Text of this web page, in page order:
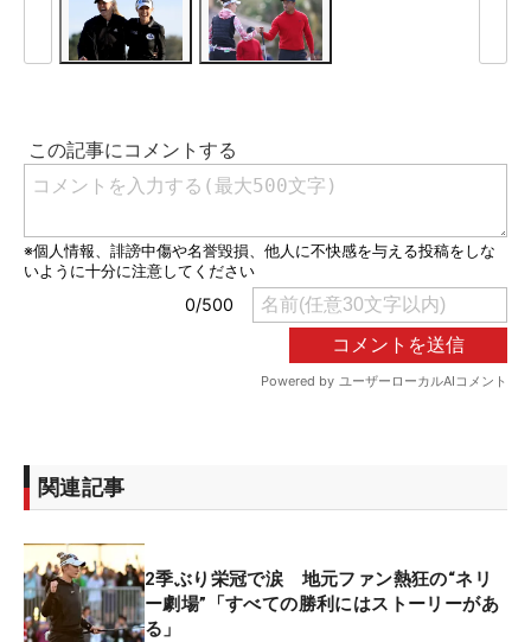
関連記事
2季ぶり栄冠で涙 地元ファン熱狂の“ネリ
ー劇場”「すべての勝利にはストーリーがあ
る」